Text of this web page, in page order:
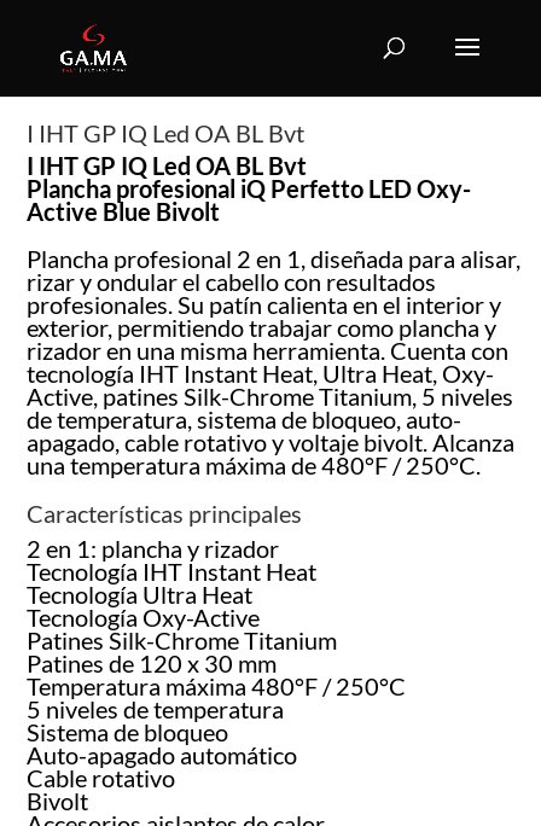
I IHT GP IQ Led OA BL Bvt
I IHT GP IQ Led OA BL Bvt
Plancha profesional iQ Perfetto LED Oxy-
Active Blue Bivolt
Plancha profesional 2 en 1, diseñada para alisar,
rizar y ondular el cabello con resultados
profesionales. Su patín calienta en el interior y
exterior, permitiendo trabajar como plancha y
rizador en una misma herramienta. Cuenta con
tecnología IHT Instant Heat, Ultra Heat, Oxy-
Active, patines Silk-Chrome Titanium, 5 niveles
de temperatura, sistema de bloqueo, auto-
apagado, cable rotativo y voltaje bivolt. Alcanza
una temperatura máxima de 480°F / 250°C.
Características principales
2 en 1: plancha y rizador
Tecnología IHT Instant Heat
Tecnología Ultra Heat
Tecnología Oxy-Active
Patines Silk-Chrome Titanium
Patines de 120 x 30 mm
Temperatura máxima 480°F / 250°C
5 niveles de temperatura
Sistema de bloqueo
Auto-apagado automático
Cable rotativo
Bivolt